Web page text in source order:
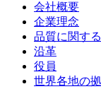
会社概要
企業理念
品質に関す
沿革
役員
世界各地の